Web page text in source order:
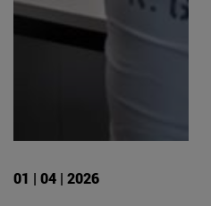
01 | 04 | 2026